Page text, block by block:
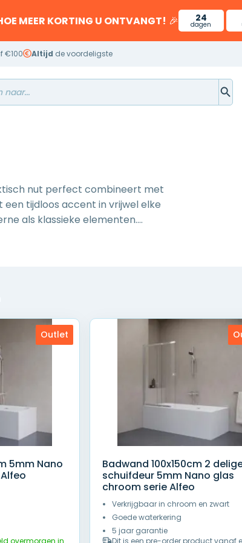
MEER KORTING U ONTVANGT! 🎉 24
dagen
€100 Altijd de voordeligste
nut perfect combineert met
tijdloos accent in vrijwel elke
als klassieke elementen.
tijdens het douchen in bad.
5mm Nano
overmorgen in
Outlet
Badwand 100x150cm 2
schuifdeur 5mm Nano glas
chroom serie Alfeo
Verkrijgbaar in chroom en zwart
Goede waterkering
5 jaar garantie
Dit is een pre-order product vanaf